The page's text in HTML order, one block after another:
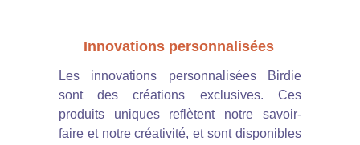
Innovations personnalisées
Les innovations personnalisées Birdie
sont des créations exclusives. Ces
produits uniques reflètent notre savoir-
faire et notre créativité, et sont disponibles